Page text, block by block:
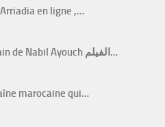
en ligne ,…
Zin Li Fik Le film Marocain de Nabil Ayouch الفيلم…
marocaine qui…